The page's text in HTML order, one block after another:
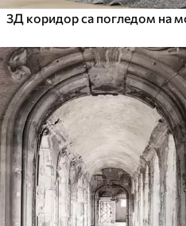
3Д коридор са погледом на